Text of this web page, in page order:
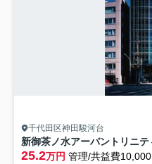
千代田区神田駿河台
新御茶ノ水アーバントリニテ
25.2万円 管理/共益費